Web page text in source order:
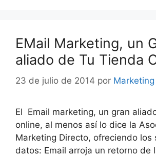
EMail Marketing, un
aliado de Tu Tienda
23 de julio de 2014 por
El Email marketing, un gran
online, al menos así lo dice la
Marketing Directo, ofreciendo los
datos: Email arroja un retorno de